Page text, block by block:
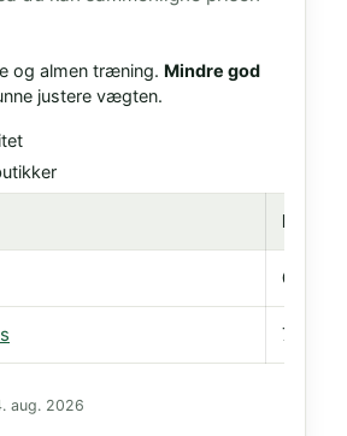
og almen træning. Mindre god
justere vægten.
Pris
689 kr
700 kr
aug. 2026